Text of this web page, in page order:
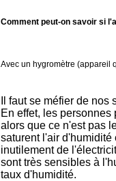
Comment peut-on savoir si
Avec un hygromètre (appareil
Il faut se méfier de
En effet, les
alors que ce n'est pas
saturent l'air
inutilement de
sont très sensibles à
taux d'humidité.